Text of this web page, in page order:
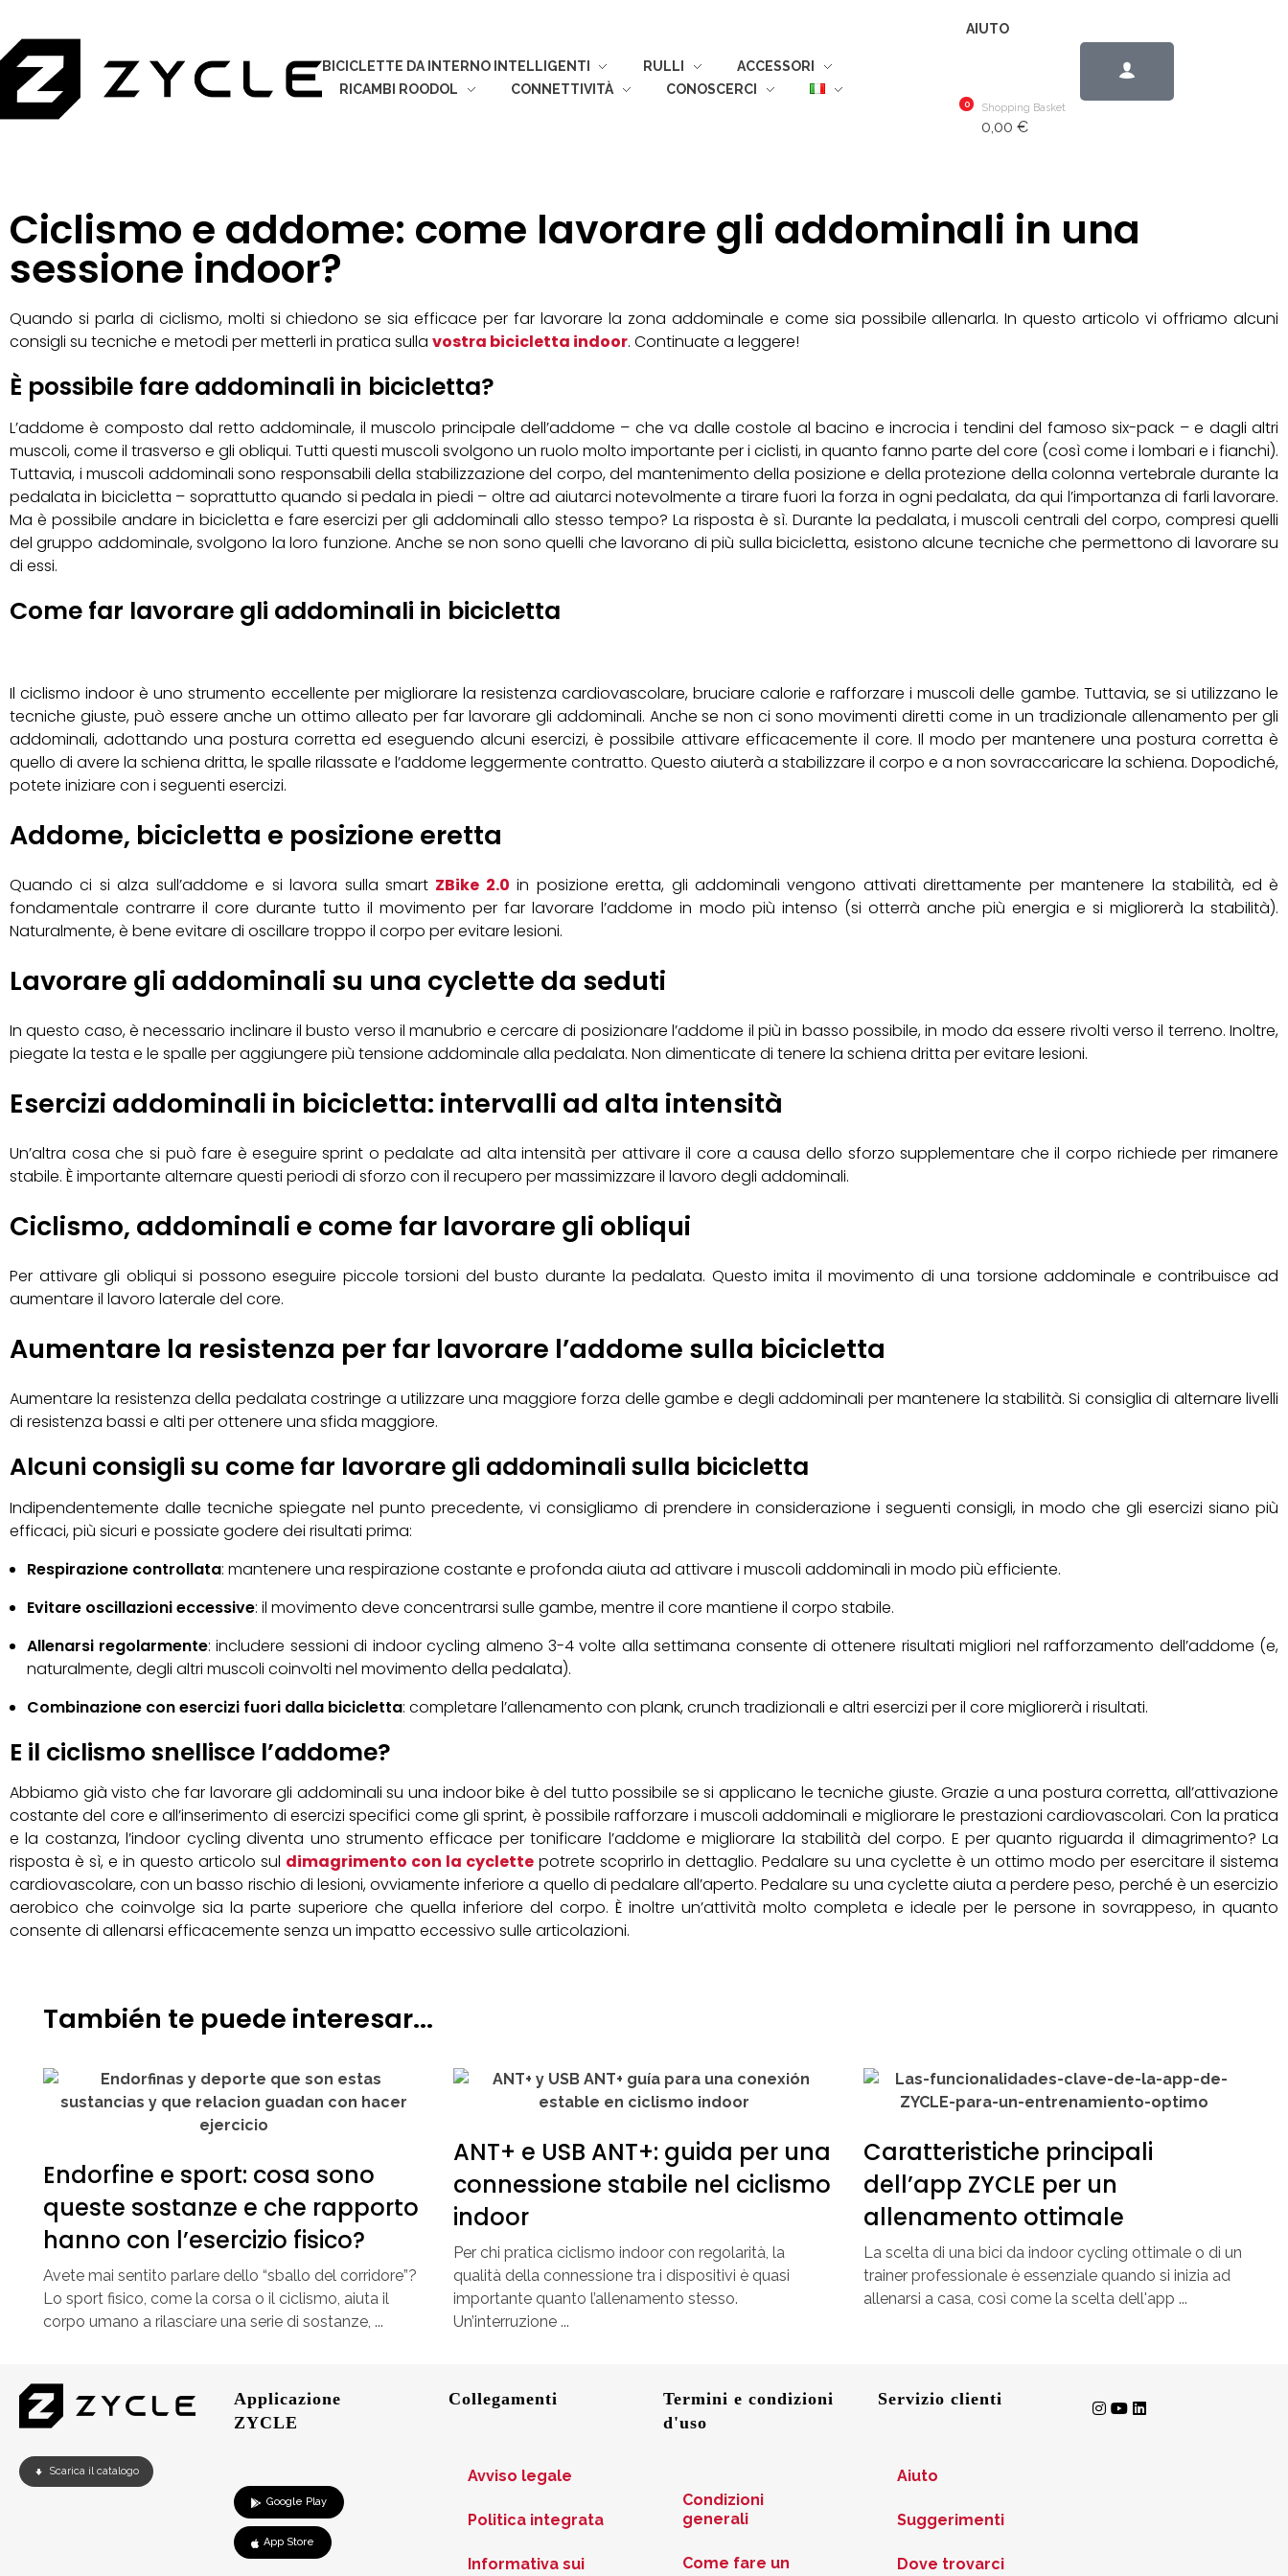
BICICLETTE DA INTERNO INTELLIGENTI RULLI
ACCESSORI
RICAMBI ROODOL
CONNETTIVITÀ CONOSCERCI
AIUTO
0 Shopping Basket
0,00 €
Ciclismo e addome: come lavorare gli addominali in una
sessione indoor?
Quando si parla di ciclismo, molti si chiedono se sia efficace per far lavorare la zona addominale e come sia possibile allenarla. In questo articolo vi offriamo alcuni
consigli su tecniche e metodi per metterli in pratica sulla vostra bicicletta indoor. Continuate a leggere!
È possibile fare addominali in bicicletta?
L’addome è composto dal retto addominale, il muscolo principale dell’addome – che va dalle costole al bacino e incrocia i tendini del famoso six-pack – e dagli altri
muscoli, come il trasverso e gli obliqui. Tutti questi muscoli svolgono un ruolo molto importante per i ciclisti, in quanto fanno parte del core (così come i lombari e i fianchi).
Tuttavia, i muscoli addominali sono responsabili della stabilizzazione del corpo, del mantenimento della posizione e della protezione della colonna vertebrale durante la
pedalata in bicicletta – soprattutto quando si pedala in piedi – oltre ad aiutarci notevolmente a tirare fuori la forza in ogni pedalata, da qui l’importanza di farli lavorare.
Ma è possibile andare in bicicletta e fare esercizi per gli addominali allo stesso tempo? La risposta è sì. Durante la pedalata, i muscoli centrali del corpo, compresi quelli
del gruppo addominale, svolgono la loro funzione. Anche se non sono quelli che lavorano di più sulla bicicletta, esistono alcune tecniche che permettono di lavorare su
di essi.
Come far lavorare gli addominali in bicicletta
Il ciclismo indoor è uno strumento eccellente per migliorare la resistenza cardiovascolare, bruciare calorie e rafforzare i muscoli delle gambe. Tuttavia, se si utilizzano le
tecniche giuste, può essere anche un ottimo alleato per far lavorare gli addominali. Anche se non ci sono movimenti diretti come in un tradizionale allenamento per gli
addominali, adottando una postura corretta ed eseguendo alcuni esercizi, è possibile attivare efficacemente il core. Il modo per mantenere una postura corretta è
quello di avere la schiena dritta, le spalle rilassate e l’addome leggermente contratto. Questo aiuterà a stabilizzare il corpo e a non sovraccaricare la schiena. Dopodiché,
potete iniziare con i seguenti esercizi.
Addome, bicicletta e posizione eretta
Quando ci si alza sull’addome e si lavora sulla smart ZBike 2.0 in posizione eretta, gli addominali vengono attivati direttamente per mantenere la stabilità, ed è
fondamentale contrarre il core durante tutto il movimento per far lavorare l’addome in modo più intenso (si otterrà anche più energia e si migliorerà la stabilità).
Naturalmente, è bene evitare di oscillare troppo il corpo per evitare lesioni.
Lavorare gli addominali su una cyclette da seduti
In questo caso, è necessario inclinare il busto verso il manubrio e cercare di posizionare l’addome il più in basso possibile, in modo da essere rivolti verso il terreno. Inoltre,
piegate la testa e le spalle per aggiungere più tensione addominale alla pedalata. Non dimenticate di tenere la schiena dritta per evitare lesioni.
Esercizi addominali in bicicletta: intervalli ad alta intensità
Un’altra cosa che si può fare è eseguire sprint o pedalate ad alta intensità per attivare il core a causa dello sforzo supplementare che il corpo richiede per rimanere
stabile. È importante alternare questi periodi di sforzo con il recupero per massimizzare il lavoro degli addominali.
Ciclismo, addominali e come far lavorare gli obliqui
Per attivare gli obliqui si possono eseguire piccole torsioni del busto durante la pedalata. Questo imita il movimento di una torsione addominale e contribuisce ad
aumentare il lavoro laterale del core.
Aumentare la resistenza per far lavorare l’addome sulla bicicletta
Aumentare la resistenza della pedalata costringe a utilizzare una maggiore forza delle gambe e degli addominali per mantenere la stabilità. Si consiglia di alternare livelli
di resistenza bassi e alti per ottenere una sfida maggiore.
Alcuni consigli su come far lavorare gli addominali sulla bicicletta
Indipendentemente dalle tecniche spiegate nel punto precedente, vi consigliamo di prendere in considerazione i seguenti consigli, in modo che gli esercizi siano più
efficaci, più sicuri e possiate godere dei risultati prima:
Respirazione controllata: mantenere una respirazione costante e profonda aiuta ad attivare i muscoli addominali in modo più efficiente.
Evitare oscillazioni eccessive: il movimento deve concentrarsi sulle gambe, mentre il core mantiene il corpo stabile.
Allenarsi regolarmente: includere sessioni di indoor cycling almeno 3-4 volte alla settimana consente di ottenere risultati migliori nel rafforzamento dell’addome (e,
naturalmente, degli altri muscoli coinvolti nel movimento della pedalata).
Combinazione con esercizi fuori dalla bicicletta: completare l’allenamento con plank, crunch tradizionali e altri esercizi per il core migliorerà i risultati.
E il ciclismo snellisce l’addome?
Abbiamo già visto che far lavorare gli addominali su una indoor bike è del tutto possibile se si applicano le tecniche giuste. Grazie a una postura corretta, all’attivazione
costante del core e all’inserimento di esercizi specifici come gli sprint, è possibile rafforzare i muscoli addominali e migliorare le prestazioni cardiovascolari. Con la pratica
e la costanza, l’indoor cycling diventa uno strumento efficace per tonificare l’addome e migliorare la stabilità del corpo. E per quanto riguarda il dimagrimento? La
risposta è sì, e in questo articolo sul dimagrimento con la cyclettepotrete scoprirlo in dettaglio. Pedalare su una cyclette è un ottimo modo per esercitare il sistema
cardiovascolare, con un basso rischio di lesioni, ovviamente inferiore a quello di pedalare all’aperto. Pedalare su una cyclette aiuta a perdere peso, perché è un esercizio
aerobico che coinvolge sia la parte superiore che quella inferiore del corpo. È inoltre un’attività molto completa e ideale per le persone in sovrappeso, in quanto
consente di allenarsi efficacemente senza un impatto eccessivo sulle articolazioni.
También te puede interesar...
Endorfine e sport: cosa sono
queste sostanze e che rapporto
hanno con l’esercizio fisico?
Avete mai sentito parlare dello “sballo del corridore”?
Lo sport fisico, come la corsa o il ciclismo, aiuta il
corpo umano a rilasciare una serie di sostanze, ...
ANT+ e USB ANT+: guida per una
connessione stabile nel ciclismo
indoor
Per chi pratica ciclismo indoor con regolarità, la
qualità della connessione tra i dispositivi è quasi
importante quanto l’allenamento stesso.
Un’interruzione ...
Caratteristiche principali
dell’app ZYCLE per un
allenamento ottimale
La scelta di una bici da indoor cycling ottimale o di un
trainer professionale è essenziale quando si inizia ad
allenarsi a casa, così come la scelta dell'app ...
Scarica il catalogo
Applicazione
ZYCLE
Google Play
App Store
Collegamenti
Avviso legale
Politica integrata
Informativa sui
Termini e condizioni
d'uso
Condizioni
generali
Come fare un
Servizio clienti
Aiuto
Suggerimenti
Dove trovarci